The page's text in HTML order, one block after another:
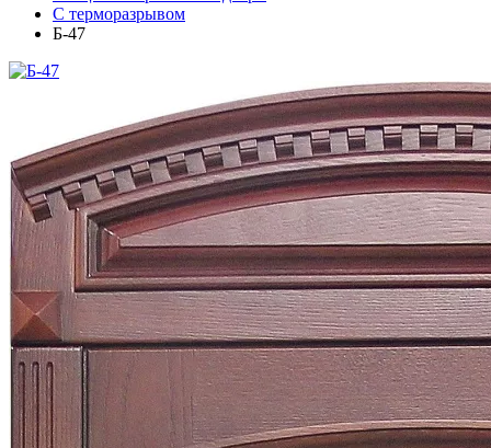
С терморазрывом
Б-47